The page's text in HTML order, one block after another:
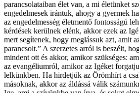
parancsolataiban élet van, a mi életünket
engedelmesek irántuk, ahogy a gyermek
az engedelmesség életmentő fontosságú
kérdések kerülnek elénk, akkor ezek az
mert segítenek, hogy meglássuk azt, amit
parancsolt.” A szerzetes arról is beszélt,
mindent ott és akkor, amikor szükséges:
az evangéliumról, amikor az Igéket
lelkünkben. Ha hirdetjük az Örömhírt a
másoknak, akkor az áldássá válik